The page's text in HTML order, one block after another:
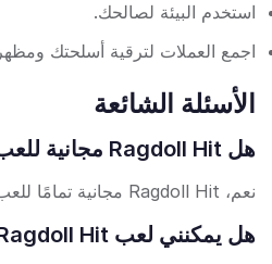
استخدم البيئة لصالحك.
اجمع العملات لترقية أسلحتك
الأسئلة الشائعة
هل Ragdoll Hit مجانية للعب؟
نعم، Ragdoll Hit مجانية تمامًا للعب عبر الإنترنت.
هل يمكنني لعب Ragdoll Hit بدون تحميل؟